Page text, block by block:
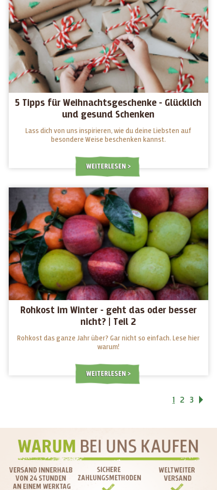
5 Tipps für Weihnachtsgeschenke - Glücklich
und gesund Schenken
Lass dich von uns inspirieren, wie du deine Liebsten auf
besondere Weise beschenken kannst.
WEITERLESEN
Rohkost im Winter - geht das oder besser
nicht? | Teil 2
Rohkost das ganze Jahr über? Gar nicht so einfach. Lese hier
warum!
WEITERLESEN
1 2 3